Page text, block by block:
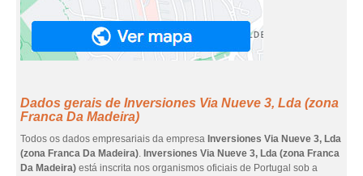
Dados gerais de Inversiones Via Nueve 3, Lda (zona
Franca Da Madeira)
Todos os dados empresariais da empresa Inversiones Via Nueve 3, Lda
(zona Franca Da Madeira). Inversiones Via Nueve 3, Lda (zona Franca
Da Madeira) está inscrita nos organismos oficiais de Portugal sob a